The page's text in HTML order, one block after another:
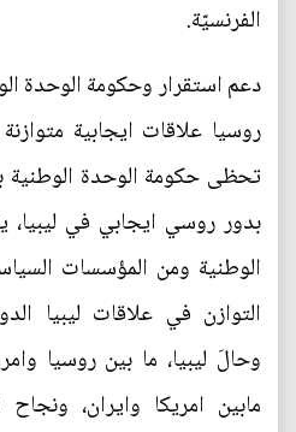
الفرنسيّة.
دعم استقرار وحكومة الوحدة
روسيا علاقات ايجابية
تحظى حكومة الوحدة
بدور روسي ايجابي في
الوطنية ومن المؤسسات
التوازن في علاقات ليبيا
وحالَ ليبيا، ما بين روسيا
مابين امريكا وايران،